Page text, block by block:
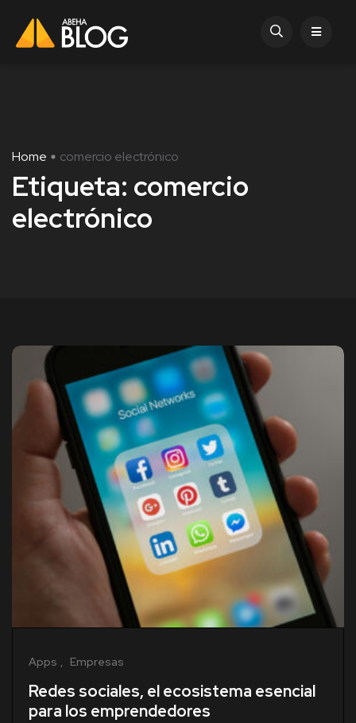
Home comercio electrónico
Etiqueta: comercio
electrónico
Apps Empresas
Redes sociales, el ecosistema esencial
para los emprendedores